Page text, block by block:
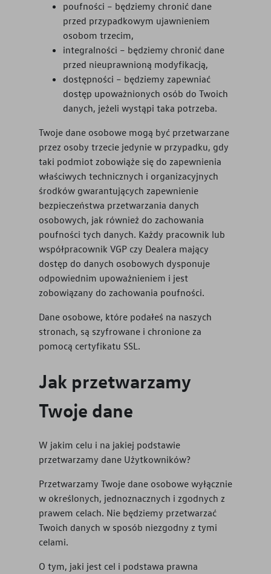
poufności – będziemy chronić dane
przed przypadkowym ujawnieniem
osobom trzecim,
integralności – będziemy chronić dane
przed nieuprawnioną modyfikacją,
dostępności – będziemy zapewniać
dostęp upoważnionych osób do Twoich
danych, jeżeli wystąpi taka potrzeba.
Twoje dane osobowe mogą być przetwarzane
przez osoby trzecie jedynie w przypadku, gdy
taki podmiot zobowiąże się do zapewnienia
właściwych technicznych i organizacyjnych
środków gwarantujących zapewnienie
bezpieczeństwa przetwarzania danych
osobowych, jak również do zachowania
poufności tych danych. Każdy pracownik lub
współpracownik VGP czy Dealera mający
dostęp do danych osobowych dysponuje
odpowiednim upoważnieniem i jest
zobowiązany do zachowania poufności.
Dane osobowe, które podałeś na naszych
stronach, są szyfrowane i chronione za
pomocą certyfikatu SSL.
Jak przetwarzamy
Twoje dane
W jakim celu i na jakiej podstawie
przetwarzamy dane Użytkowników?
Przetwarzamy Twoje dane osobowe wyłącznie
w określonych, jednoznacznych i zgodnych z
prawem celach. Nie będziemy przetwarzać
Twoich danych w sposób niezgodny z tymi
celami.
O tym, jaki jest cel i podstawa prawna